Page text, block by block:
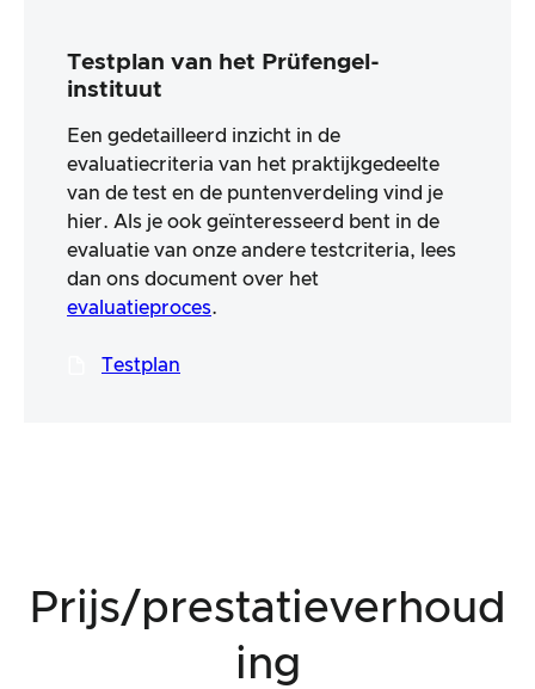
Testplan van het Prüfengel-
instituut
Een gedetailleerd inzicht in de
evaluatiecriteria van het praktijkgedeelte
van de test en de puntenverdeling vind je
hier. Als je ook geïnteresseerd bent in de
evaluatie van onze andere testcriteria, lees
dan ons document over het
evaluatieproces.
Testplan
Prijs/prestatieverhoud
ing